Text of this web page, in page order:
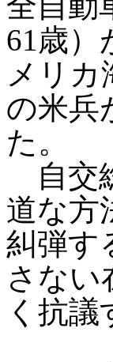
61歳）
メリカ
の米兵
た。
自交
道な方
糾弾す
さない
く抗議